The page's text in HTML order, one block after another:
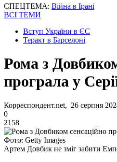
СПЕЦТЕМА: Війна в Ірані
ВСІ ТЕМИ
Вступ України в ЄС
Теракт в Барселоні
Рома з
програла у
Корреспондент.net, 26 серпня
0
2158
Фото: Getty Images
Артем Довбик не зміг забити